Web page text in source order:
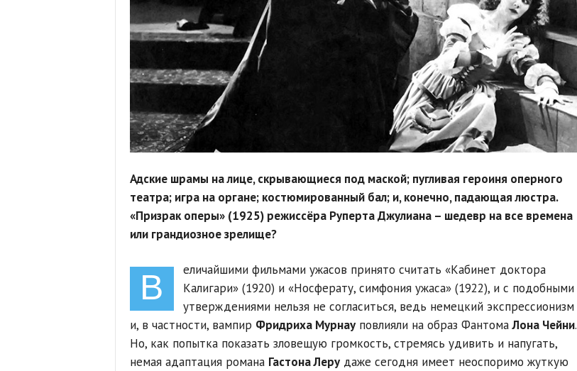
Адские шрамы на лице, скрывающиеся под маской; пугливая героиня оперного
театра; игра на органе; костюмированный бал; и, конечно, падающая люстра.
«Призрак оперы» (1925) режиссёра Руперта Джулиана – шедевр на все времена
или грандиозное зрелище?
В
еличайшими фильмами ужасов принято считать «Кабинет доктора
Калигари» (1920) и «Носферату, симфония ужаса» (1922), и с подобными
утверждениями нельзя не согласиться, ведь немецкий экспрессионизм
и, в частности, вампир Фридриха Мурнауповлияли на образ ФантомаЛона Чейни.
Но, как попытка показать зловещую громкость, стремясь удивить и напугать,
немая адаптация романа Гастона Лерудаже сегодня имеет неоспоримо жуткую